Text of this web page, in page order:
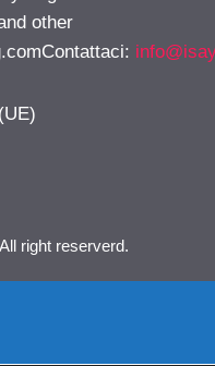
other
:
right reserverd.